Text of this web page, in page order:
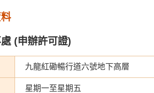
(申辦許可證)
九龍紅磡暢行道六號地下高層
星期一至星期五